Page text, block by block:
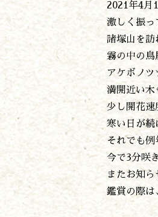
2021年4月
激しく振っ
諸塚山を訪
霧の中の鳥
アケボノツ
満開近い木
少し開花速
寒い日が続
それでも例
今で3分咲
またお知ら
鑑賞の際は